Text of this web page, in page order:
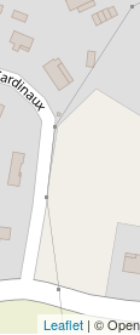
Leaflet | ©